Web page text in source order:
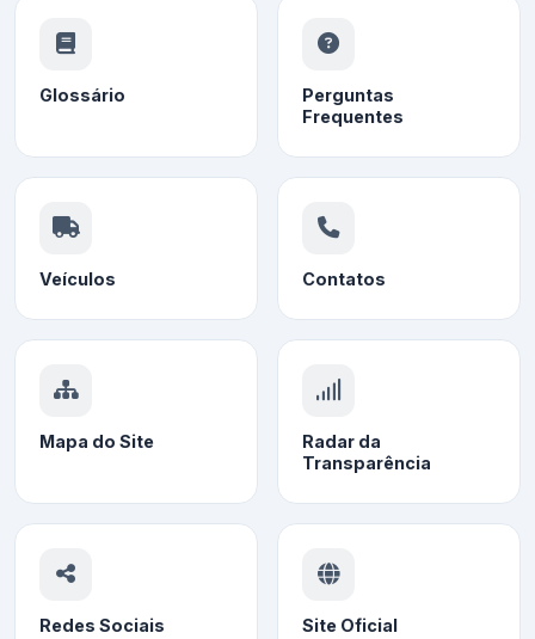
Glossário
Perguntas
Frequentes
Veículos Contatos
Mapa do Site
Radar da
Transparência
Redes Sociais Site Oficial